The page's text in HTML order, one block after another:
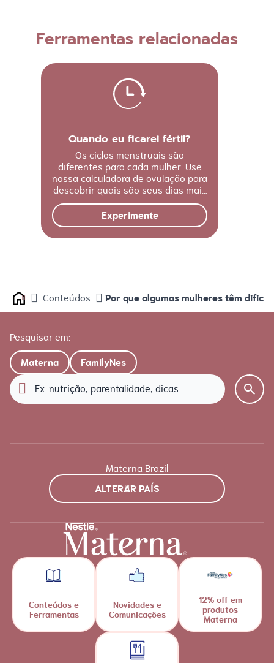
Ferramentas relacionadas
Quando eu ficarei fértil?
Os ciclos menstruais são
diferentes para cada mulher. Use
nossa calculadora de ovulação para
descobrir quais são seus dias mais
férteis.
Experimente
Home Conteúdos Por que algumas mulheres têm
Pesquisar em:
Materna FamilyNes
Materna Brazil
ALTERAR PAÍS
Conteúdos e
Ferramentas
Novidades e
Comunicações
12% off em
produtos
Materna